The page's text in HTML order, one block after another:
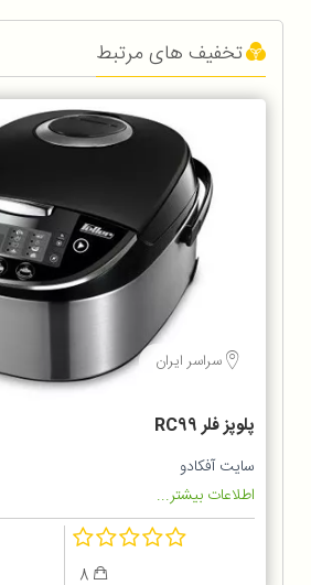
تخفیف های مرتبط
سراسر ایران
پلوپز فلر RC99
سایت آفکادو
اطلاعات بیشتر...